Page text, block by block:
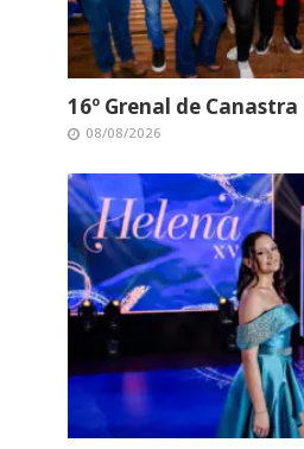
16º Grenal de Canastra
08/08/2026